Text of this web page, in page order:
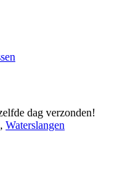
dag verzonden!
, Waterslangen